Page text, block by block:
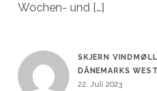
Wochen- und […]
SKJERN
DÄNEMARKS
22. Juli 2023